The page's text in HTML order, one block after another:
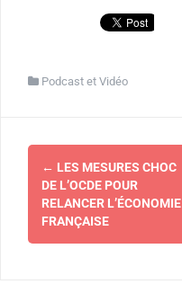
Podcast et Vidéo
Navigation
d'article
← LES MESURES CHOC
DE L’OCDE POUR
RELANCER L’ÉCONOMIE
FRANÇAISE